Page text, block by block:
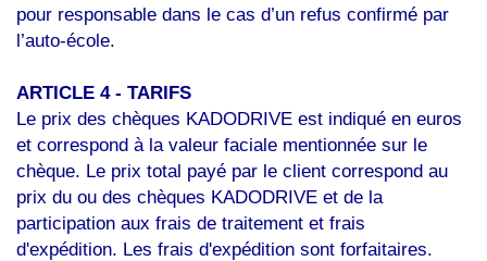
pour responsable dans le cas d’un refus confirmé par
l’auto-école.
ARTICLE 4 - TARIFS
Le prix des chèques KADODRIVE est indiqué en euros
et correspond à la valeur faciale mentionnée sur le
chèque. Le prix total payé par le client correspond au
prix du ou des chèques KADODRIVE et de la
participation aux frais de traitement et frais
d'expédition. Les frais d'expédition sont forfaitaires.